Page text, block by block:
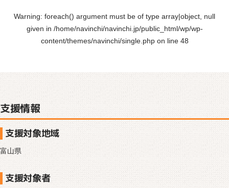
Warning: foreach() argument must be of type array|object, null
given in /home/navinchi/navinchi.jp/public_html/wp/wp-
content/themes/navinchi/single.phpon line 48
支援情報
支援対象地域
富山県
支援対象者